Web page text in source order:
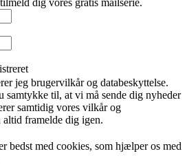
dig vores gratis mailserie.
jeg brugervilkår og databeskyttelse.
samtykke til, at vi må sende dig nyheder
samtidig vores vilkår og
framelde dig igen.
bedst med cookies, som hjælper os med